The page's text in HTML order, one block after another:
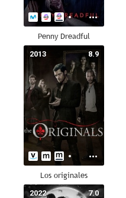
Penny Dreadful
8.9
2013
Los originales
7.0
2022